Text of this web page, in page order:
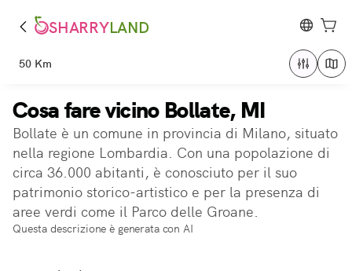
SHARRYLAND
50 Km
Cosa fare vicino Bollate, MI
Bollate è un comune in provincia di Milano, situato
nella regione Lombardia. Con una popolazione di
circa 36.000 abitanti, è conosciuto per il suo
patrimonio storico-artistico e per la presenza di
aree verdi come il Parco delle Groane.
Questa descrizione è generata con AI